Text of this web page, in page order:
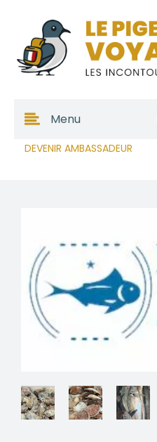
DEVENIR AMBASSADEUR
Menu